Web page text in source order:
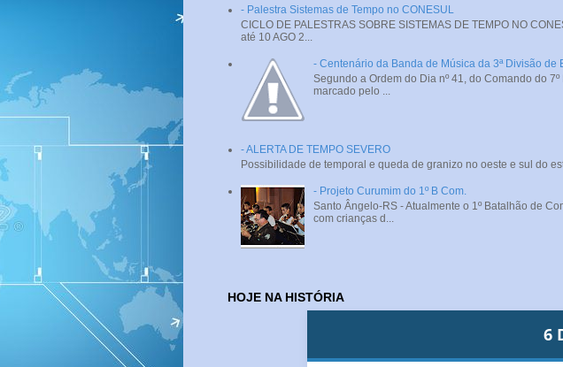
- Palestra Sistemas de Tempo no CONESUL
CICLO DE PALESTRAS SOBRE SISTEMAS DE TEMPO NO
até 10 AGO 2...
- Centenário da Banda de Música da 3ª Divisão de
Segundo a Ordem do Dia nº 41, do Comando do
marcado pelo ...
- ALERTA DE TEMPO SEVERO
Possibilidade de temporal e queda de granizo no oeste e sul do
- Projeto Curumim do 1º B Com.
Santo Ângelo-RS - Atualmente o 1º Batalhão de
com crianças d...
HOJE NA HISTÓRIA
6